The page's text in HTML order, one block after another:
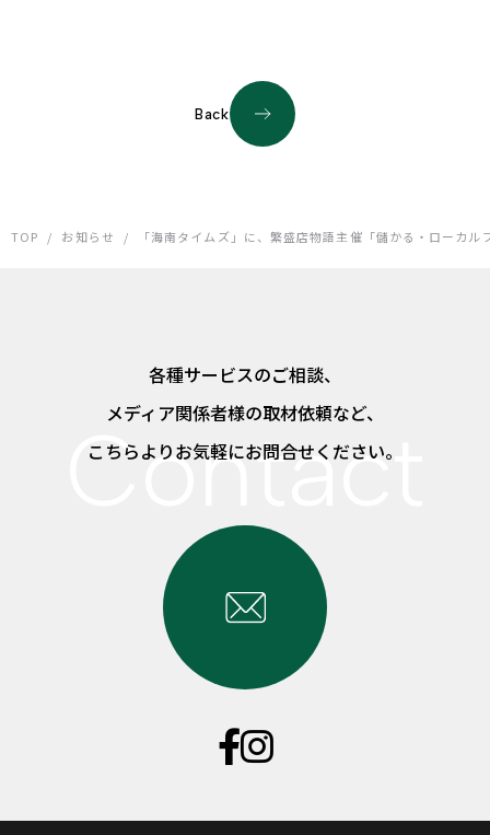
Back
TOP / お知らせ / 「海南タイムズ」に、繁盛店物語主催「儲かる・ローカ
各種サービスのご相談、
メディア関係者様の取材依頼など、
こちらよりお気軽にお問合せください。